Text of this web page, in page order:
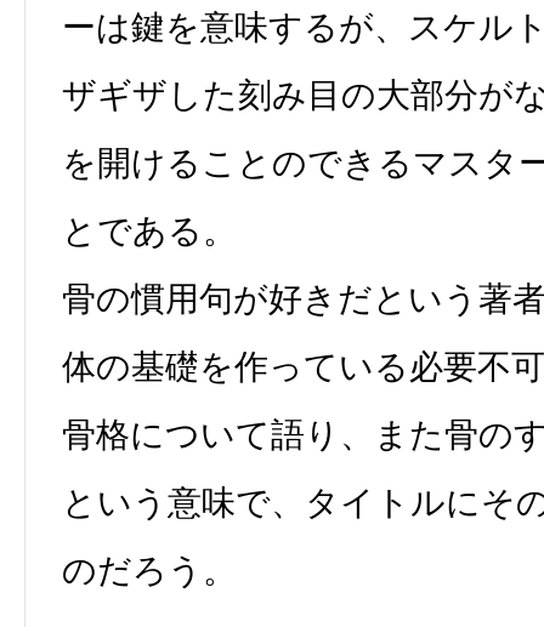
ーは鍵を意味するが、スケル
ザギザした刻み目の大部分が
を開けることのできるマスタ
とである。
骨の慣用句が好きだという著
体の基礎を作っている必要不
骨格について語り、また骨の
という意味で、タイトルにそ
のだろう。